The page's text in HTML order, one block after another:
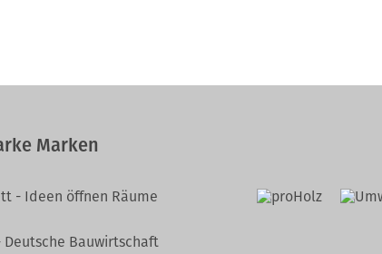
Marken